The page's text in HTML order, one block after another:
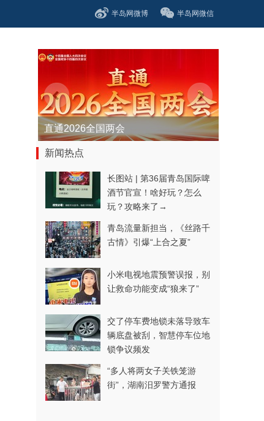
半岛网微博 半岛网微信
直通2026全国两会
新闻热点
长图站 | 第36届青岛国际啤
酒节官宣！啥好玩？怎么
玩？攻略来了→
青岛流量新担当，《丝路千
古情》引爆“上合之夏”
小米电视地震预警误报，别
让救命功能变成“狼来了”
交了停车费地锁未落导致车
辆底盘被刮，智慧停车位地
锁争议频发
“多人将两女子关铁笼游
街”，湖南汨罗警方通报